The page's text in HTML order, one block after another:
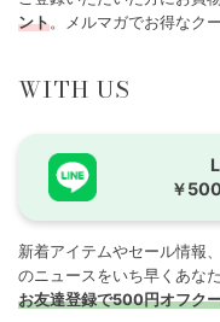
ント。メルマガでお得なク
WITH US
￥
新着アイテムやセール情報
のニュースをいち早くあな
お友達登録で500円オフク